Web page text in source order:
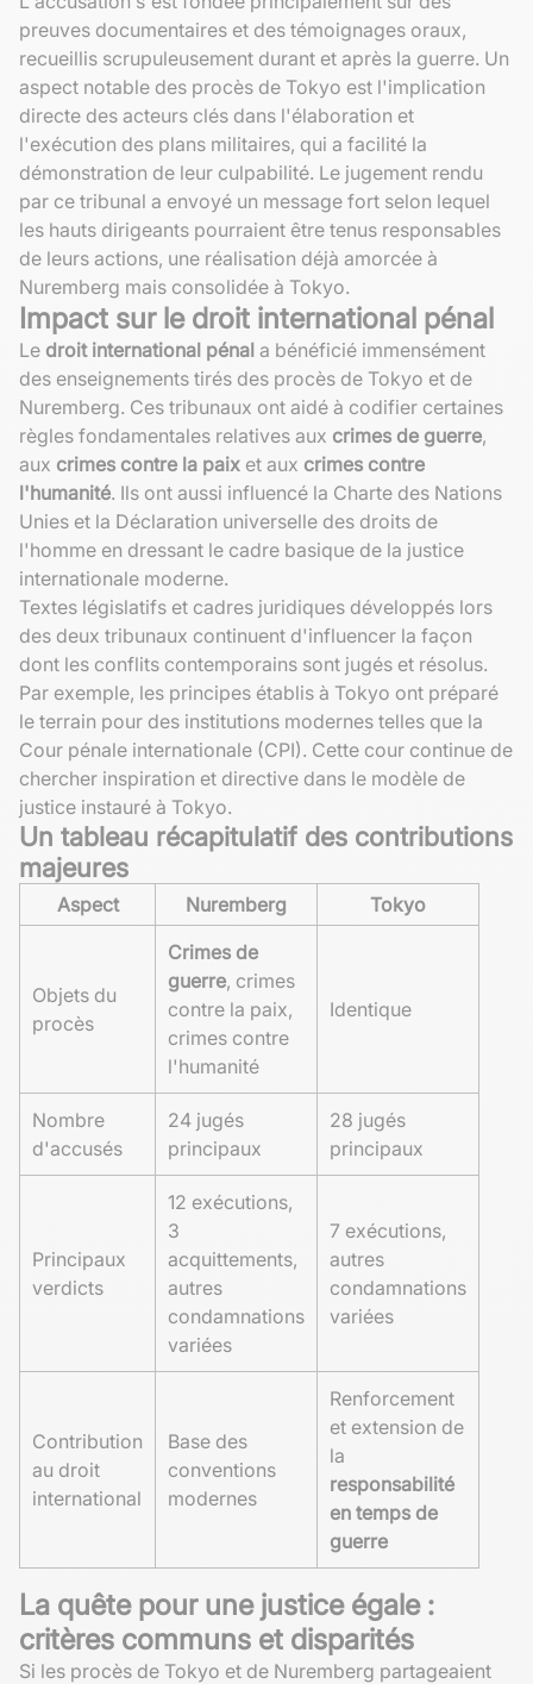
preuves documentaires et des témoignages oraux,
recueillis scrupuleusement durant et après la guerre. Un
aspect notable des procès de Tokyo est l'implication
directe des acteurs clés dans l'élaboration et
l'exécution des plans militaires, qui a facilité la
démonstration de leur culpabilité. Le jugement rendu
par ce tribunal a envoyé un message fort selon lequel
les hauts dirigeants pourraient être tenus responsables
de leurs actions, une réalisation déjà amorcée à
Nuremberg mais consolidée à Tokyo.
Impact sur le droit international pénal
Le droit international pénal a bénéficié immensément
des enseignements tirés des procès de Tokyo et de
Nuremberg. Ces tribunaux ont aidé à codifier certaines
règles fondamentales relatives aux crimes de guerre,
aux crimes contre la paix et aux crimes contre
l'humanité. Ils ont aussi influencé la Charte des Nations
Unies et la Déclaration universelle des droits de
l'homme en dressant le cadre basique de la justice
internationale moderne.
Textes législatifs et cadres juridiques développés lors
des deux tribunaux continuent d'influencer la façon
dont les conflits contemporains sont jugés et résolus.
Par exemple, les principes établis à Tokyo ont préparé
le terrain pour des institutions modernes telles que la
Cour pénale internationale (CPI). Cette cour continue de
chercher inspiration et directive dans le modèle de
justice instauré à Tokyo.
Un tableau récapitulatif des contributions
majeures
Aspect Nuremberg Tokyo
Objets du
procès
Crimes de
guerre, crimes
contre la paix,
crimes contre
l'humanité
Identique
Nombre
d'accusés
24 jugés
principaux
28 jugés
principaux
Principaux
verdicts
12 exécutions,
3
acquittements,
autres
condamnations
variées
7 exécutions,
autres
condamnations
variées
Contribution
au droit
international
Base des
conventions
modernes
Renforcement
et extension de
la
responsabilité
en temps de
guerre
La quête pour une justice égale :
critères communs et disparités
Si les procès de Tokyo et de Nuremberg partageaient